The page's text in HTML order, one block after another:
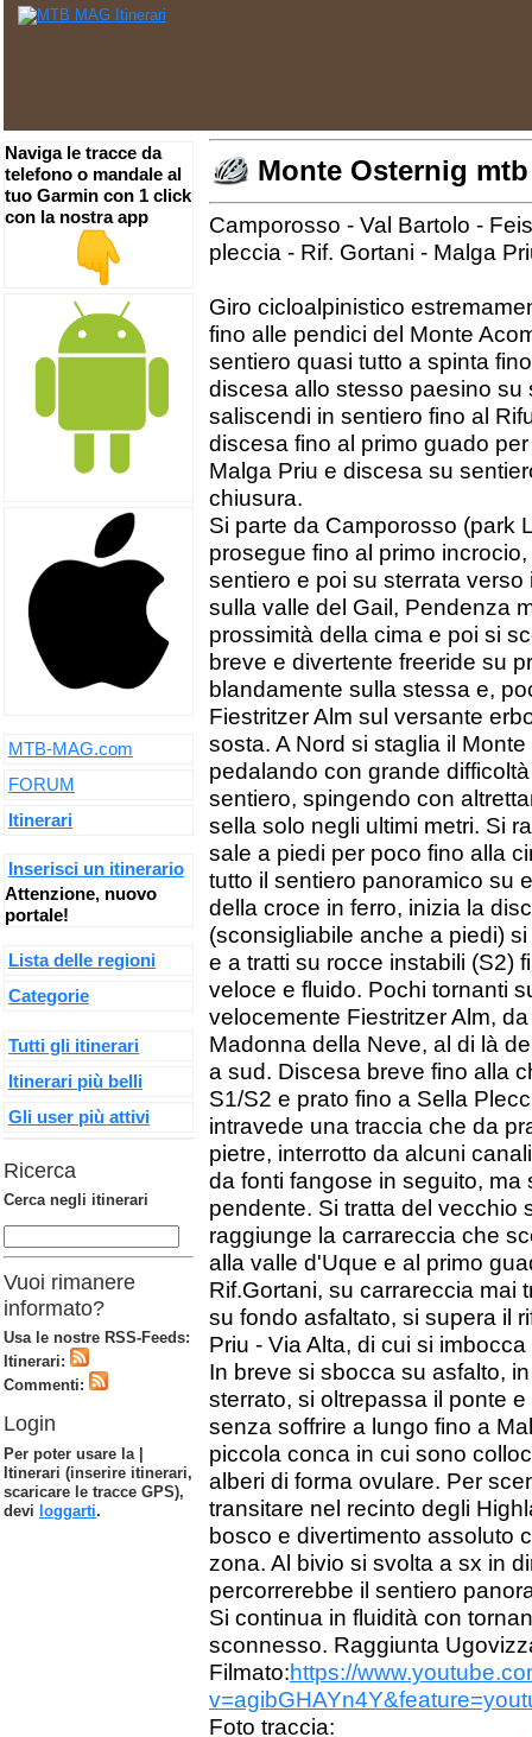
Monte Osternig
Camporosso - Val Bartolo -
pleccia - Rif. Gortani - Malga
Giro cicloalpinistico
fino alle pendici del Monte
sentiero quasi tutto a spinta
discesa allo stesso paesino
saliscendi in sentiero fino al
discesa fino al primo guado
Malga Priu e discesa su
chiusura.
Si parte da Camporosso (park
prosegue fino al primo
sentiero e poi su sterrata
sulla valle del Gail, Pendenza
prossimità della cima e poi si
breve e divertente freeride su
blandamente sulla stessa e,
Fiestritzer Alm sul versante
sosta. A Nord si staglia il
pedalando con grande
sentiero, spingendo con
sella solo negli ultimi metri. Si
sale a piedi per poco fino alla
tutto il sentiero panoramico su
della croce in ferro, inizia la
(sconsigliabile anche a piedi)
e a tratti su rocce instabili (S2)
veloce e fluido. Pochi tornanti
velocemente Fiestritzer Alm,
Madonna della Neve, al di là
a sud. Discesa breve fino alla
S1/S2 e prato fino a Sella
intravede una traccia che da
pietre, interrotto da alcuni
da fonti fangose in seguito,
pendente. Si tratta del vecchio
raggiunge la carrareccia che
alla valle d'Uque e al primo
Rif.Gortani, su carrareccia mai
su fondo asfaltato, si supera il
Priu - Via Alta, di cui si
In breve si sbocca su asfalto,
sterrato, si oltrepassa il ponte
senza soffrire a lungo fino a
piccola conca in cui sono
alberi di forma ovulare. Per
transitare nel recinto degli
bosco e divertimento assoluto
zona. Al bivio si svolta a sx in
percorrerebbe il sentiero
Si continua in fluidità con
sconnesso. Raggiunta
Filmato:https://
Foto traccia:
Naviga le tracce da
telefono o mandale al
tuo Garmin con 1 click
con la nostra app
MTB-MAG.com
FORUM
Itinerari
Inserisci un itinerario
Attenzione, nuovo
portale!
Lista delle regioni
Categorie
Tutti gli itinerari
Itinerari più belli
Gli user più attivi
Ricerca
Cerca negli itinerari
Vuoi rimanere
informato?
Usa le nostre RSS-Feeds:
Itinerari:
Commenti:
Login
Per poter usare la |
Itinerari (inserire itinerari,
scaricare le tracce GPS),
devi loggarti.